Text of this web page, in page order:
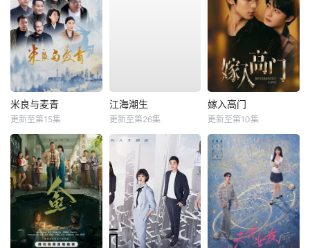
米良与麦青
更新至第15集
江海潮生
更新至第26集
嫁入高门
更新至第10集